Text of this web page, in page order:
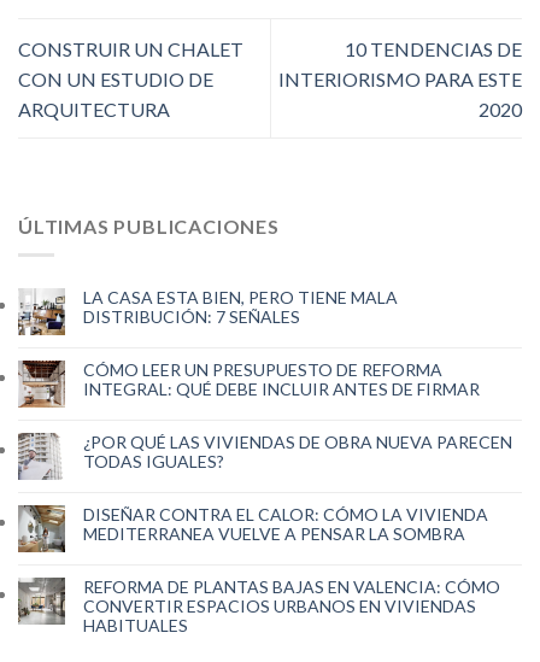
CONSTRUIR UN CHALET
CON UN ESTUDIO DE
ARQUITECTURA
10 TENDENCIAS DE
INTERIORISMO PARA ESTE
2020
ÚLTIMAS PUBLICACIONES
LA CASA ESTA BIEN, PERO TIENE MALA
DISTRIBUCIÓN: 7 SEÑALES
CÓMO LEER UN PRESUPUESTO DE REFORMA
INTEGRAL: QUÉ DEBE INCLUIR ANTES DE FIRMAR
¿POR QUÉ LAS VIVIENDAS DE OBRA NUEVA PARECEN
TODAS IGUALES?
DISEÑAR CONTRA EL CALOR: CÓMO LA VIVIENDA
MEDITERRANEA VUELVE A PENSAR LA SOMBRA
REFORMA DE PLANTAS BAJAS EN VALENCIA: CÓMO
CONVERTIR ESPACIOS URBANOS EN VIVIENDAS
HABITUALES